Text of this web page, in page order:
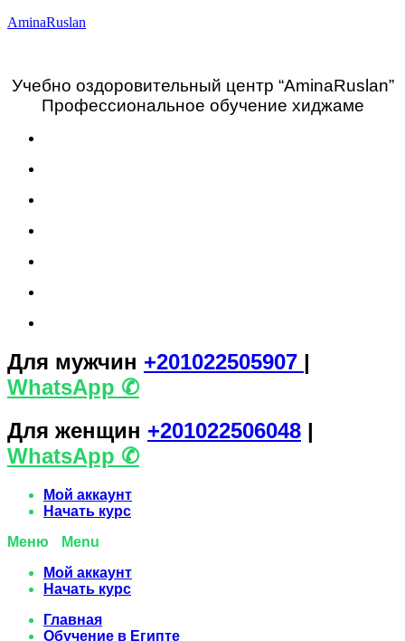
AminaRuslan
Учебно оздоровительный центр “АminaRuslan”
Профессиональное обучение хиджаме
Для мужчин +201022505907 |
WhatsАpp ✆
Для женщин +201022506048 |
WhatsАpp ✆
Мой аккаунт
Начать курс
Menu
Мой аккаунт
Начать курс
Главная
Обучение в Египте